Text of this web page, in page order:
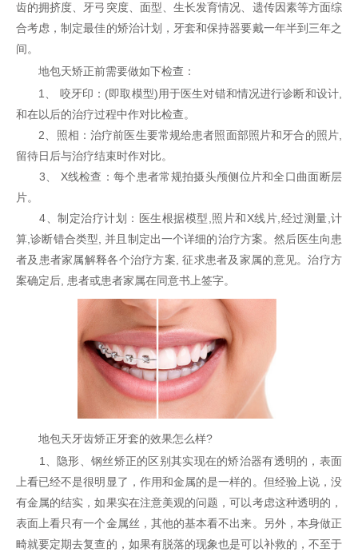
齿的拥挤度、牙弓突度、面型、生长发育情况、遗传因素等方面综
合考虑，制定最佳的矫治计划，牙套和保持器要戴一年半到三年之
间。
地包天矫正前需要做如下检查：
1、 咬牙印：(即取模型)用于医生对错和情况进行诊断和设计,
和在以后的治疗过程中作对比检查。
2、照相：治疗前医生要常规给患者照面部照片和牙合的照片,
留待日后与治疗结束时作对比。
3、 X线检查：每个患者常规拍摄头颅侧位片和全口曲面断层
片。
4、制定治疗计划：医生根据模型,照片和X线片,经过测量,计
算,诊断错合类型, 并且制定出一个详细的治疗方案。然后医生向患
者及患者家属解释各个治疗方案, 征求患者及家属的意见。治疗方
案确定后, 患者或患者家属在同意书上签字。
地包天牙齿矫正牙套的效果怎么样?
1、隐形、钢丝矫正的区别其实现在的矫治器有透明的，表面
上看已经不是很明显了，作用和金属的是一样的。但经验上说，没
有金属的结实，如果实在注意美观的问题，可以考虑这种透明的，
表面上看只有一个金属丝，其他的基本看不出来。另外，本身做正
畸就要定期去复查的，如果有脱落的现象也是可以补救的，不至于